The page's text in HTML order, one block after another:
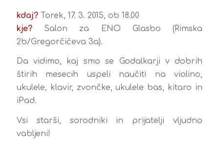
kdaj? Torek, 17. 3. 2015, ob 18.00
kje? Salon za ENO Glasbo (Rimska
2b/Gregorčičeva 3a).
Da vidimo, kaj smo se Godalkarji v dobrih
štirih mesecih uspeli naučiti na violino,
ukulele, klavir, zvončke, ukulele bas, kitaro in
iPad.
Vsi starši, sorodniki in prijatelji vljudno
vabljeni!